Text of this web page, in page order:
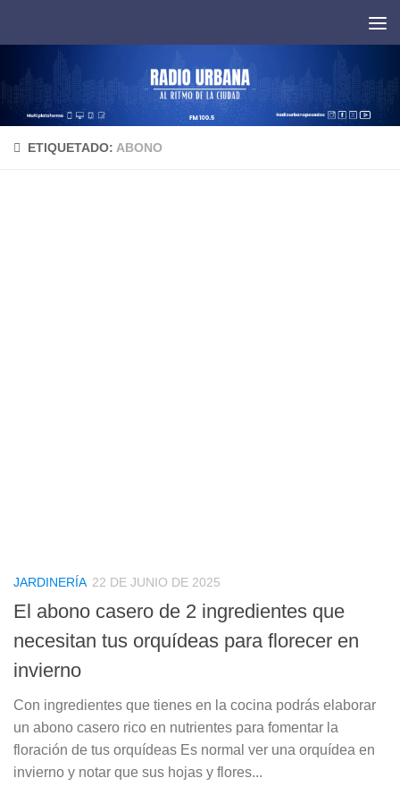
ETIQUETADO: ABONO
JARDINERÍA 22 DE JUNIO DE 2025
El abono casero de 2 ingredientes que
necesitan tus orquídeas para florecer en
invierno
Con ingredientes que tienes en la cocina podrás elaborar
un abono casero rico en nutrientes para fomentar la
floración de tus orquídeas Es normal ver una orquídea en
invierno y notar que sus hojas y flores...